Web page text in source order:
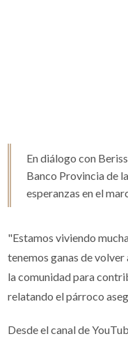
En diálogo con
Banco Provincia de
esperanzas en el
"Estamos viviendo
tenemos ganas de
la comunidad para
relatando el párroco
Desde el canal de